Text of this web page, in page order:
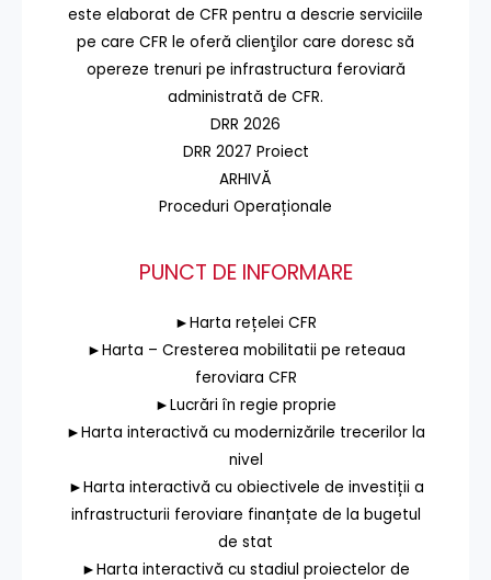
este elaborat de CFR pentru a descrie serviciile
pe care CFR le oferă clienţilor care doresc să
opereze trenuri pe infrastructura feroviară
administrată de CFR.
DRR 2026
DRR 2027 Proiect
ARHIVĂ
Proceduri Operaționale
PUNCT DE INFORMARE
►Harta rețelei CFR
►Harta – Cresterea mobilitatii pe reteaua
feroviara CFR
►Lucrări în regie proprie
►Harta interactivă cu modernizările trecerilor la
nivel
►Harta interactivă cu obiectivele de investiții a
infrastructurii feroviare finanțate de la bugetul
de stat
►Harta interactivă cu stadiul proiectelor de